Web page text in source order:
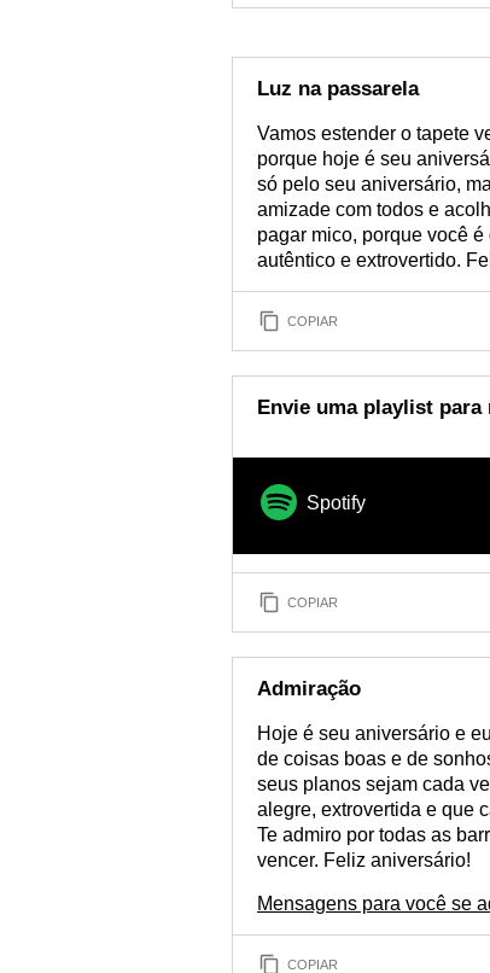
Luz na passarela
Vamos estender o tapete
porque hoje é seu
só pelo seu aniversário,
amizade com todos e
pagar mico, porque você
autêntico e extrovertido.
COPIAR
Envie uma playlist para
Spotify
COPIAR
Admiração
Hoje é seu aniversário e
de coisas boas e de
seus planos sejam cada
alegre, extrovertida e que
Te admiro por todas as
vencer. Feliz aniversário!
Mensagens para você se
COPIAR